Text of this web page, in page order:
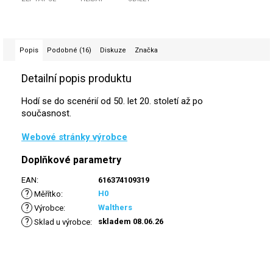
Popis Podobné (16) Diskuze Značka
Detailní popis produktu
Hodí se do scenérií od 50. let 20. století až po
současnost.
Webové stránky výrobce
Doplňkové parametry
EAN: 616374109319
? Měřítko: H0
? Výrobce: Walthers
? Sklad u výrobce: skladem 08.06.26